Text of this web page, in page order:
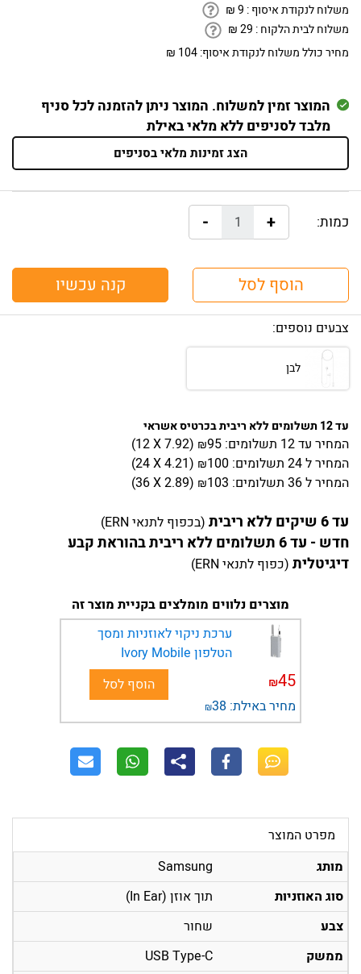
משלוח לנקודת איסוף :
₪9
משלוח לבית הלקוח :
₪29
מחיר כולל משלוח לנקודת איסוף:104 ₪
המוצר זמין למשלוח. המוצר ניתן להזמנה לכל סניף
מלבד לסניפים ללא מלאי באילת
הצג זמינות מלאי בסניפים
כמות: +
-
הוסף לסל קנה עכשיו
צבעים נוספים:
לבן
עד 12 תשלומים ללא ריבית בכרטיס אשראי
המחיר עד 12 תשלומים: ₪95
(12 X7.92)
המחירל 24 תשלומים: ₪100
(24 X4.21)
המחירל 36 תשלומים: ₪103
(36 X2.89)
עד 6 שיקים ללא ריבית (בכפוף לתנאי ERN)
חדש - עד 6 תשלומים ללא ריבית בהוראת קבע
דיגיטלית (כפוף לתנאי ERN)
מוצרים נלווים מומלצים בקניית מוצר זה
ערכת ניקוי לאוזניות ומסך
הטלפון Ivory Mobile
45
₪
מחיר באילת: 38
₪
הוסף לסל
מפרט המוצר
מותג
Samsung
סוג האוזניות
תוך אוזן (In Ear)
צבע
שחור
ממשק
USB Type-C